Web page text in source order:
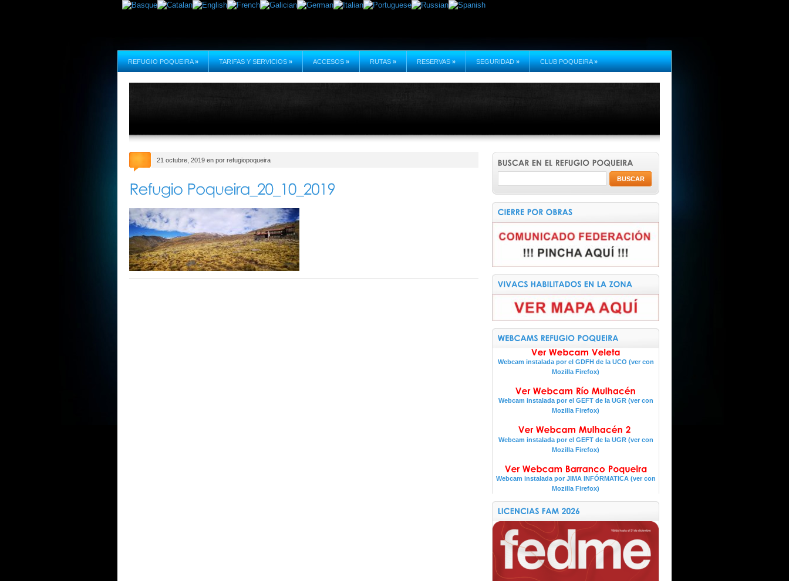
REFUGIO POQUEIRA » TARIFAS Y SERVICIOS » ACCESOS » RUTAS » RESERVAS » SEGURIDAD » CLUB POQUEIRA »
21 octubre, 2019 en por refugiopoqueira
Webcam instalada por el GDFH de la UCO (ver con
Mozilla Firefox)
Webcam instalada por el GEFT de la UGR (ver con
Mozilla Firefox)
Webcam instalada por el GEFT de la UGR (ver con
Mozilla Firefox)
Webcam instalada por JIMA INFÓRMATICA (ver con
Mozilla Firefox)